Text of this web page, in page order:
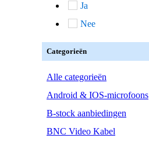
Ja
Nee
Categorieën
Alle categorieën
Android & IOS-microfoons
B-stock aanbiedingen
BNC Video Kabel